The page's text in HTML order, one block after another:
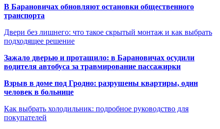
В Барановичах обновляют остановки общественного
транспорта
Двери без лишнего: что такое скрытый монтаж и как выбрать
подходящее решение
Зажало дверью и протащило: в Барановичах осудили
водителя автобуса за травмирование пассажирки
Взрыв в доме под Гродно: разрушены квартиры, один
человек в больнице
Как выбрать холодильник: подробное руководство для
покупателей